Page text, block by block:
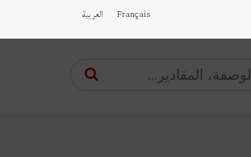
Français العربية